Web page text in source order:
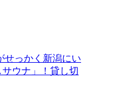
っかく新潟にい
ウナ」！貸し切